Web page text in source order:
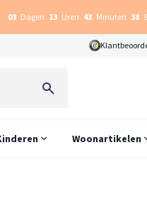
03 Dagen 13 Uren 43 Minuten 38
Woonartikelen